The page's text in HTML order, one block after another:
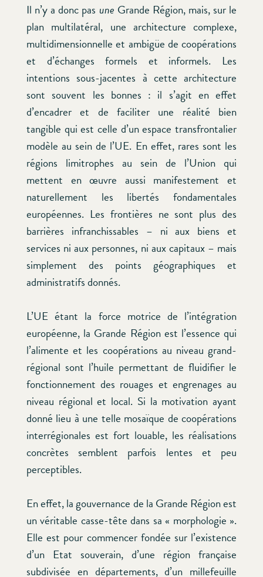
Il n’y a donc pas une Grande Région, mais, sur le
plan multilatéral, une architecture complexe,
multidimensionnelle et ambigüe de coopérations
et d’échanges formels et informels. Les
intentions sous-jacentes à cette architecture
sont souvent les bonnes : il s’agit en effet
d’encadrer et de faciliter une réalité bien
tangible qui est celle d’un espace transfrontalier
modèle au sein de l’UE. En effet, rares sont les
régions limitrophes au sein de l’Union qui
mettent en œuvre aussi manifestement et
naturellement les libertés fondamentales
européennes. Les frontières ne sont plus des
barrières infranchissables – ni aux biens et
services ni aux personnes, ni aux capitaux – mais
simplement des points géographiques et
administratifs donnés.
L’UE étant la force motrice de l’intégration
européenne, la Grande Région est l’essence qui
l’alimente et les coopérations au niveau grand-
régional sont l’huile permettant de fluidifier le
fonctionnement des rouages et engrenages au
niveau régional et local. Si la motivation ayant
donné lieu à une telle mosaïque de coopérations
interrégionales est fort louable, les réalisations
concrètes semblent parfois lentes et peu
perceptibles.
En effet, la gouvernance de la Grande Région est
un véritable casse-tête dans sa « morphologie ».
Elle est pour commencer fondée sur l’existence
d’un Etat souverain, d’une région française
subdivisée en départements, d’un millefeuille